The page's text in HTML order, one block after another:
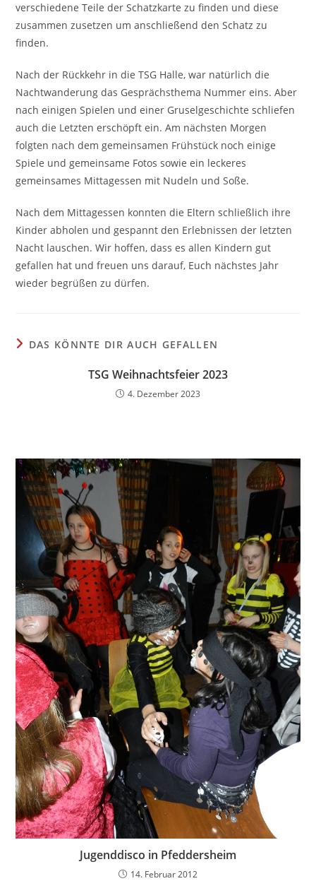
verschiedene Teile der Schatzkarte zu finden und diese
zusammen zusetzen um anschließend den Schatz zu
finden.
Nach der Rückkehr in die TSG Halle, war natürlich die
Nachtwanderung das Gesprächsthema Nummer eins. Aber
nach einigen Spielen und einer Gruselgeschichte schliefen
auch die Letzten erschöpft ein. Am nächsten Morgen
folgten nach dem gemeinsamen Frühstück noch einige
Spiele und gemeinsame Fotos sowie ein leckeres
gemeinsames Mittagessen mit Nudeln und Soße.
Nach dem Mittagessen konnten die Eltern schließlich ihre
Kinder abholen und gespannt den Erlebnissen der letzten
Nacht lauschen. Wir hoffen, dass es allen Kindern gut
gefallen hat und freuen uns darauf, Euch nächstes Jahr
wieder begrüßen zu dürfen.
DAS KÖNNTE DIR AUCH GEFALLEN
TSG Weihnachtsfeier 2023
4. Dezember 2023
Jugenddisco in Pfeddersheim
14. Februar 2012